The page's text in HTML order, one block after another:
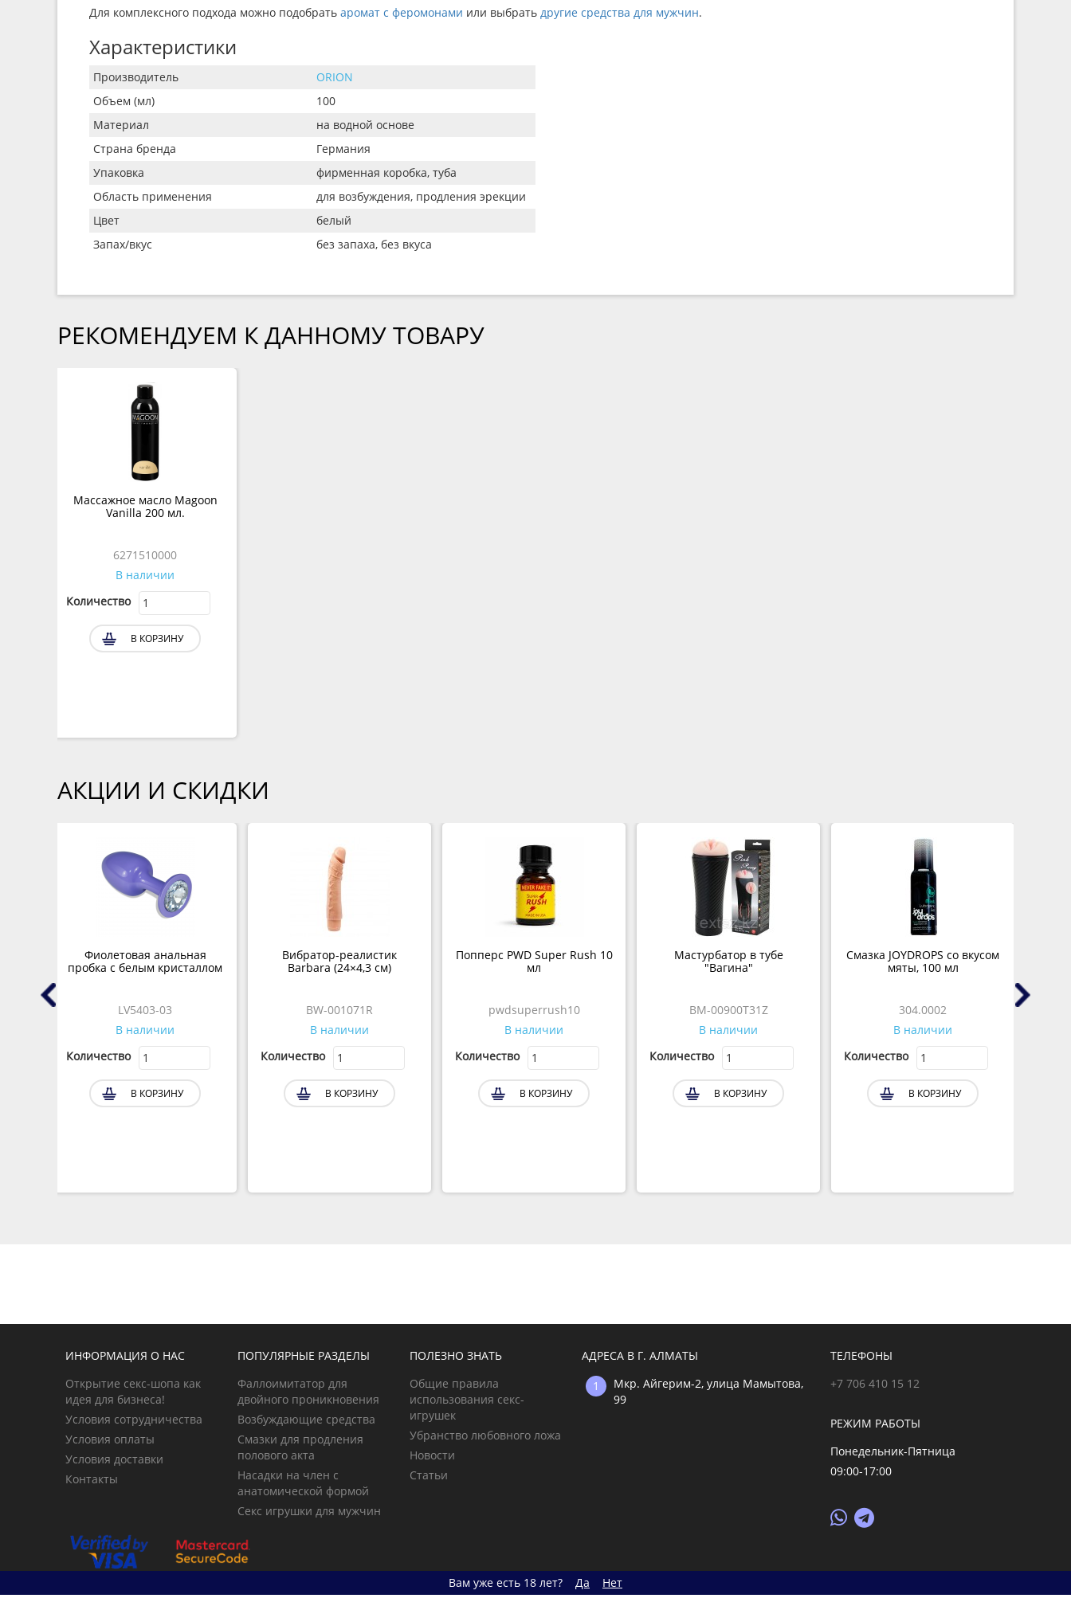
Для комплексного подхода можно подобрать аромат с феромонами или выбрать другие средства для мужчин.
Характеристики
Производитель
ORION
Объем (мл)
100
Материал
на водной основе
Страна бренда
Германия
Упаковка
фирменная коробка, туба
Область применения
для возбуждения, продления эрекции
Цвет
белый
Запах/вкус
без запаха, без вкуса
РЕКОМЕНДУЕМ К ДАННОМУ ТОВАРУ
Массажное масло Magoon
Vanilla 200 мл.
6271510000
В наличии
Количество
В КОРЗИНУ
АКЦИИ И СКИДКИ
Фиолетовая анальная
пробка с белым кристаллом
LV5403-03
В наличии
Количество
В КОРЗИНУ
Вибратор-реалистик
Barbara (24×4,3 см)
BW-001071R
В наличии
Количество
В КОРЗИНУ
Попперс PWD Super Rush 10
мл
pwdsuperrush10
В наличии
Количество
В КОРЗИНУ
Мастурбатор в тубе
"Вагина"
BM-00900T31Z
В наличии
Количество
В КОРЗИНУ
Смазка JOYDROPS со вкусом
мяты, 100 мл
304.0002
В наличии
Количество
В КОРЗИНУ
Вам уже есть 18 лет? Да Нет
ИНФОРМАЦИЯ О НАС
Открытие секс-шопа как
идея для бизнеса!
Условия сотрудничества
Условия оплаты
Условия доставки
Контакты
ПОПУЛЯРНЫЕ РАЗДЕЛЫ
Фаллоимитатор для
двойного проникновения
Возбуждающие средства
Смазки для продления
полового акта
Насадки на член с
анатомической формой
Секс игрушки для мужчин
ПОЛЕЗНО ЗНАТЬ
Общие правила
использования секс-
игрушек
Убранство любовного ложа
Новости
Статьи
АДРЕСА В Г. АЛМАТЫ
Мкр. Айгерим-2, улица Мамытова,
99
ТЕЛЕФОНЫ
+7 706 410 15 12
РЕЖИМ РАБОТЫ
Понедельник-Пятница
09:00-17:00